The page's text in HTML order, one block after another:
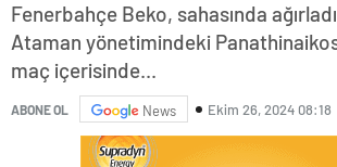
Fenerbahçe Beko, sahasında
Ataman yönetimindeki Panathinaikos
maç içerisinde...
ABONE OL News Ekim 26, 2024 08:18